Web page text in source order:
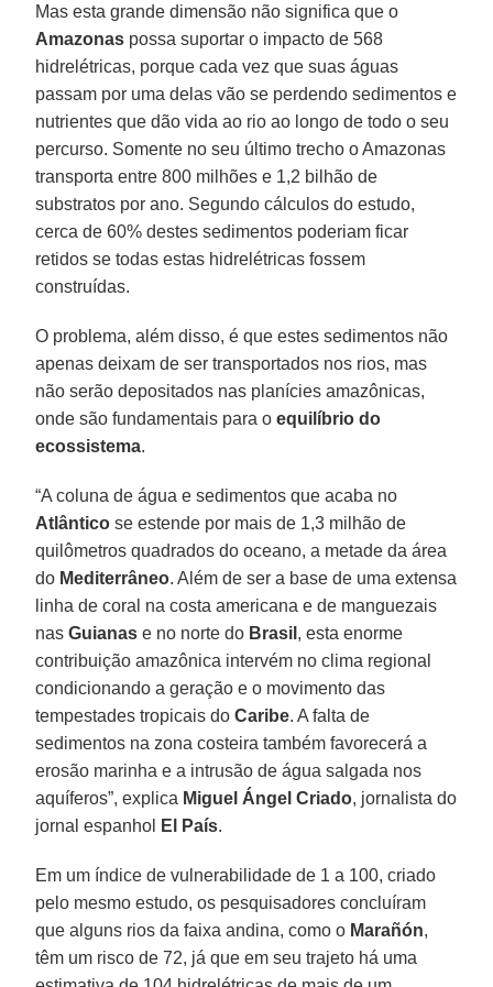
Mas esta grande dimensão não significa que o
Amazonas possa suportar o impacto de 568
hidrelétricas, porque cada vez que suas águas
passam por uma delas vão se perdendo sedimentos e
nutrientes que dão vida ao rio ao longo de todo o seu
percurso. Somente no seu último trecho o Amazonas
transporta entre 800 milhões e 1,2 bilhão de
substratos por ano. Segundo cálculos do estudo,
cerca de 60% destes sedimentos poderiam ficar
retidos se todas estas hidrelétricas fossem
construídas.
O problema, além disso, é que estes sedimentos não
apenas deixam de ser transportados nos rios, mas
não serão depositados nas planícies amazônicas,
onde são fundamentais para oequilíbrio do
ecossistema.
“A coluna de água e sedimentos que acaba no
Atlântico se estende por mais de 1,3 milhão de
quilômetros quadrados do oceano, a metade da área
do Mediterrâneo. Além de ser a base de uma extensa
linha de coral na costa americana e de manguezais
nasGuianas e no norte do Brasil , esta enorme
contribuição amazônica intervém no clima regional
condicionando a geração e o movimento das
tempestades tropicais doCaribe. A falta de
sedimentos na zona costeira também favorecerá a
erosão marinha e a intrusão de água salgada nos
aquíferos”, explica Miguel Ángel Criado, jornalista do
jornal espanhol
El País.
Em um índice de vulnerabilidade de 1 a 100, criado
pelo mesmo estudo, os pesquisadores concluíram
que alguns rios da faixa andina, como o Marañón,
têm um risco de 72, já que em seu trajeto há uma